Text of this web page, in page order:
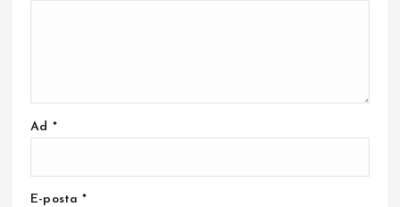
Ad *
E-posta*